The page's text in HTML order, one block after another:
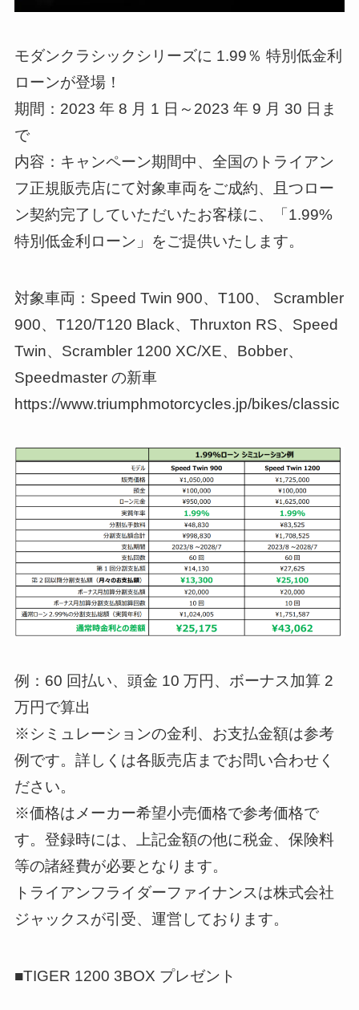
モダンクラシックシリーズに 1.99％ 特別低金利
ローンが登場！
期間：2023 年 8 月 1 日～2023 年 9 月 30 日ま
で
内容：キャンペーン期間中、全国のトライアン
フ正規販売店にて対象車両をご成約、且つロー
ン契約完了していただいたお客様に、「1.99%
特別低金利ローン」をご提供いたします。
対象車両：Speed Twin 900、T100、 Scrambler
900、T120/T120 Black、Thruxton RS、Speed
Twin、Scrambler 1200 XC/XE、Bobber、
Speedmaster の新車
https://www.triumphmotorcycles.jp/bikes/classic
例：60 回払い、頭金 10 万円、ボーナス加算 2
万円で算出
※シミュレーションの金利、お支払金額は参考
例です。詳しくは各販売店までお問い合わせく
ださい。
※価格はメーカー希望小売価格で参考価格で
す。登録時には、上記金額の他に税金、保険料
等の諸経費が必要となります。
トライアンフライダーファイナンスは株式会社
ジャックスが引受、運営しております。
■TIGER 1200 3BOX プレゼント